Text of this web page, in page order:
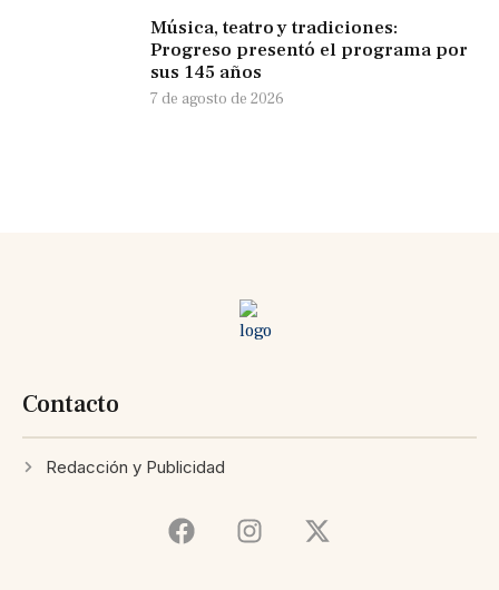
Música, teatro y tradiciones:
Progreso presentó el programa por
sus 145 años
7 de agosto de 2026
Contacto
Redacción y Publicidad